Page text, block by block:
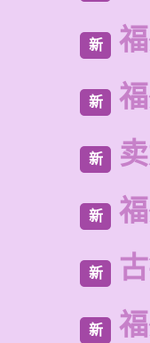
新
新
新
新
新
新